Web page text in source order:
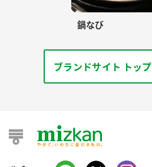
鍋なび
ブランドサイト トップ